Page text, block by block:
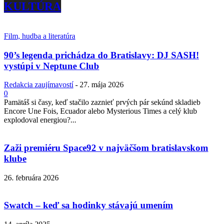
KULTÚRA
Film, hudba a literatúra
90’s legenda prichádza do Bratislavy: DJ SASH!
vystúpi v Neptune Club
Redakcia zaujímavostí - 27. mája 2026
0
Pamätáš si časy, keď stačilo zaznieť prvých pár sekúnd skladieb
Encore Une Fois, Ecuador alebo Mysterious Times a celý klub
explodoval energiou?...
Zaži premiéru Space92 v najväčšom bratislavskom
klube
26. februára 2026
Swatch – keď sa hodinky stávajú umením